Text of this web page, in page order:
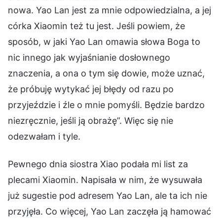
nowa. Yao Lan jest za mnie odpowiedzialna, a jej
córka Xiaomin też tu jest. Jeśli powiem, że
sposób, w jaki Yao Lan omawia słowa Boga to
nic innego jak wyjaśnianie dosłownego
znaczenia, a ona o tym się dowie, może uznać,
że próbuję wytykać jej błędy od razu po
przyjeździe i źle o mnie pomyśli. Będzie bardzo
niezręcznie, jeśli ją obrażę”. Więc się nie
odezwałam i tyle.
Pewnego dnia siostra Xiao podała mi list za
plecami Xiaomin. Napisała w nim, że wysuwała
już sugestie pod adresem Yao Lan, ale ta ich nie
przyjęła. Co więcej, Yao Lan zaczęła ją hamować